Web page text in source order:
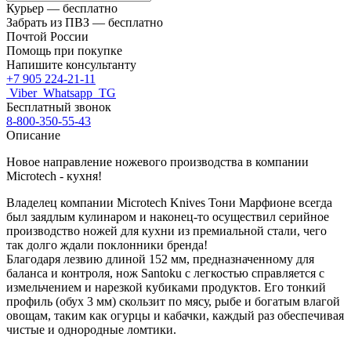
Курьер — бесплатно
Забрать из ПВЗ — бесплатно
Почтой России
Помощь при покупке
Напишите консультанту
+7 905 224-21-11
Viber Whatsapp TG
Бесплатный звонок
8-800-350-55-43
Описание
Новое направление ножевого производства в компании
Microtech - кухня!
Владелец компании Microtech Knives Тони Марфионе всегда
был заядлым кулинаром и наконец-то осуществил серийное
производство ножей для кухни из премиальной стали, чего
так долго ждали поклонники бренда!
Благодаря лезвию длиной 152 мм, предназначенному для
баланса и контроля, нож Santoku с легкостью справляется с
измельчением и нарезкой кубиками продуктов. Его тонкий
профиль (обух 3 мм) скользит по мясу, рыбе и богатым влагой
овощам, таким как огурцы и кабачки, каждый раз обеспечивая
чистые и однородные ломтики.